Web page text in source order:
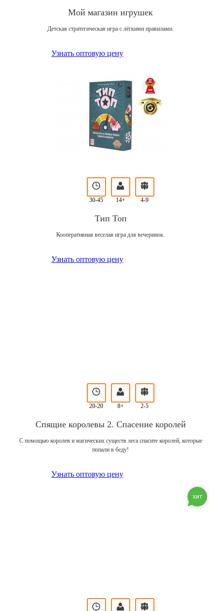
Мой магазин игрушек
Детская стратегическая игра с лёгкими правилами.
Узнать оптовую цену
30-45 14+ 4-9
Тип Топ
Кооперативная веселая игра для вечеринок.
Узнать оптовую цену
20-20 8+ 2-5
Спящие королевы 2. Спасение королей
С помощью королев и магических существ леса спасите королей, которые
попали в беду!
Узнать оптовую цену